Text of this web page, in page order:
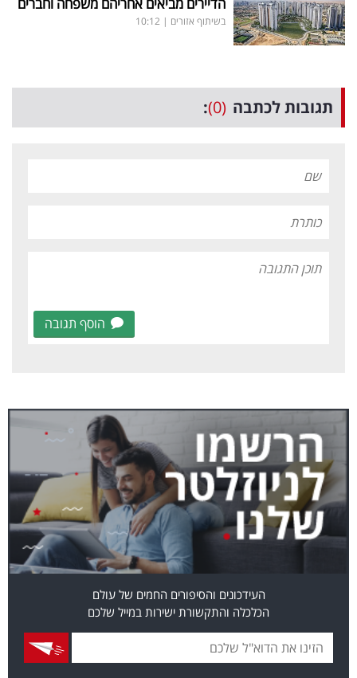
הדיירים מביאים אחריהם משפחה וחברים
בשיתוף אזורים |
10:12
תגובות לכתבה (0)
:
הוסף תגובה
העידכונים והסיפורים החמים של עולם
הכלכלה והתקשורת ישירות במייל שלכם